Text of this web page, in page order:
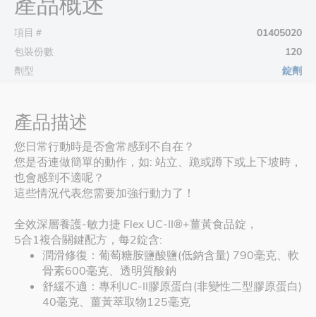
項目＃
01405020
包裝份數
120
劑型
錠劑
產品描述
您日常行動時是否會常感到不自在？
您是否連做簡單的動作，如: 站立、跪或蹲下或上下坡時，
也會感到不適呢？
這些情況代表您需要加強行動力了！
全效深層養護-敏力捷 Flex UC-II®+薑黃食品錠，
5合1複合關鍵配方，每2錠含:
潤滑修復：葡萄糖胺鹽酸鹽(低鈉含量) 790毫克、軟
骨素600毫克、透明質酸鈉
舒緩不適：專利UC-II膠原蛋白(非變性二型膠原蛋白)
40毫克、薑黃萃取物125毫克